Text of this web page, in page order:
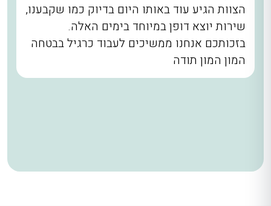
הצוות הגיע עוד באותו היום בדיוק כמו שקבענו,
שירות יוצא דופן במיוחד בימים האלה.
בזכותכם אנחנו ממשיכים לעבוד כרגיל בבטחה
המון המון תודה